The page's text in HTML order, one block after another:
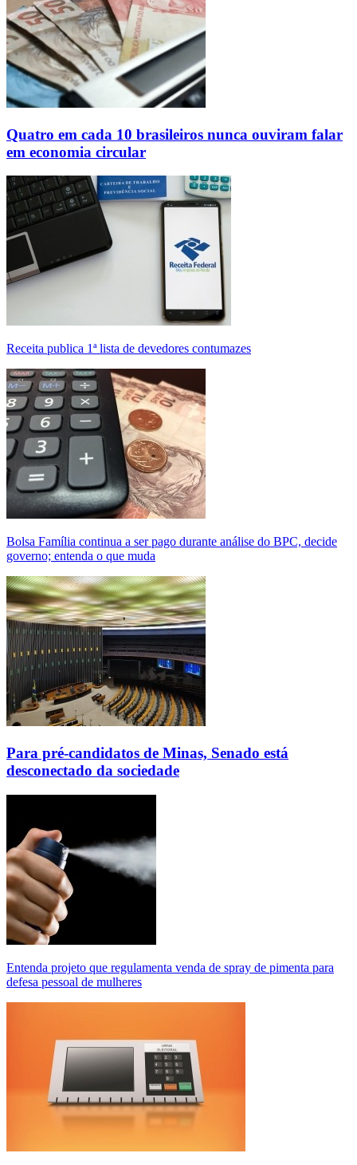
Quatro em cada 10 brasileiros nunca ouviram falar
em economia circular
Receita publica 1ª lista de devedores contumazes
Bolsa Família continua a ser pago durante análise do BPC, decide
governo; entenda o que muda
Para pré-candidatos de Minas, Senado está
desconectado da sociedade
Entenda projeto que regulamenta venda de spray de pimenta para
defesa pessoal de mulheres